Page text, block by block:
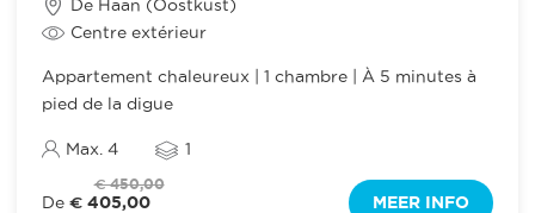
De Haan (Oostkust)
Centre extérieur
Appartement chaleureux | 1 chambre | À 5 minutes à
pied de la digue
Max. 4 1
€ 450,00
De € 405,00 MEER INFO